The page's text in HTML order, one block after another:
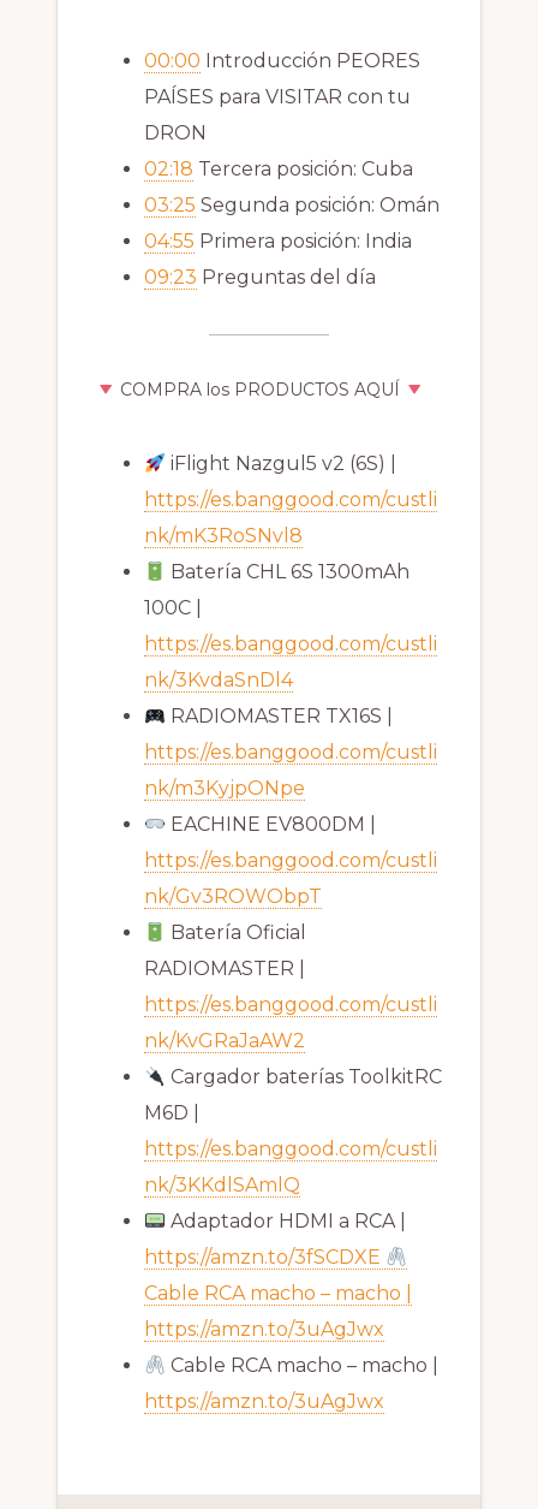
00:00 Introducción PEORES
PAÍSES para VISITAR con tu
DRON
02:18 Tercera posición: Cuba
03:25 Segunda posición: Omán
04:55 Primera posición: India
09:23 Preguntas del día
COMPRA los PRODUCTOS AQUÍ
iFlight Nazgul5 v2 (6S) |
https://es.banggood.com/custli
nk/mK3RoSNvl8
Batería CHL 6S 1300mAh
100C |
https://es.banggood.com/custli
nk/3KvdaSnDl4
RADIOMASTER TX16S |
https://es.banggood.com/custli
nk/m3KyjpONpe
EACHINE EV800DM |
https://es.banggood.com/custli
nk/Gv3ROWObpT
Batería Oficial
RADIOMASTER |
https://es.banggood.com/custli
nk/KvGRaJaAW2
Cargador baterías ToolkitRC
M6D |
https://es.banggood.com/custli
nk/3KKdlSAmlQ
Adaptador HDMI a RCA |
https://amzn.to/3fSCDXE
Cable RCA macho – macho |
https://amzn.to/3uAgJwx
Cable RCA macho – macho |
https://amzn.to/3uAgJwx